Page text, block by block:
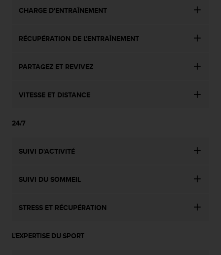
CHARGE D'ENTRAÎNEMENT
RÉCUPÉRATION DE L'ENTRAÎNEMENT
PARTAGEZ ET REVIVEZ
VITESSE ET DISTANCE
24/7
SUIVI D'ACTIVITÉ
SUIVI DU SOMMEIL
STRESS ET RÉCUPÉRATION
L'EXPERTISE DU SPORT